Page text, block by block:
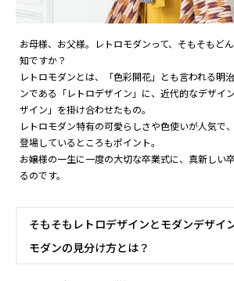
お母様、お父様。レトロモダンって、そもそもど
知ですか？
レトロモダンとは、「色彩開花」とも言われる明
ンである「レトロデザイン」に、近代的なデザイ
ザイン」を掛け合わせたもの。
レトロモダン特有の可愛らしさや色使いが人気で
登場しているところもポイント。
お嬢様の一生に一度の大切な卒業式に、真新しい
るのです。
そもそもレトロデザインとモダンデザイ
モダンの見分け方とは？